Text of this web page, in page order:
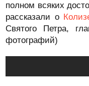
полном всяких
рассказали о
Святого Петра,
фотографий)